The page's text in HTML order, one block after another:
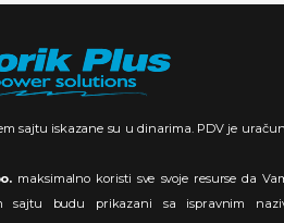
sajtu iskazane su u dinarima. PDV je
maksimalno koristi sve svoje resurse da
sajtu budu prikazani sa ispravnim